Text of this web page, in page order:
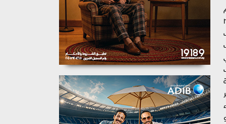
لسنة ٢٠٣٤